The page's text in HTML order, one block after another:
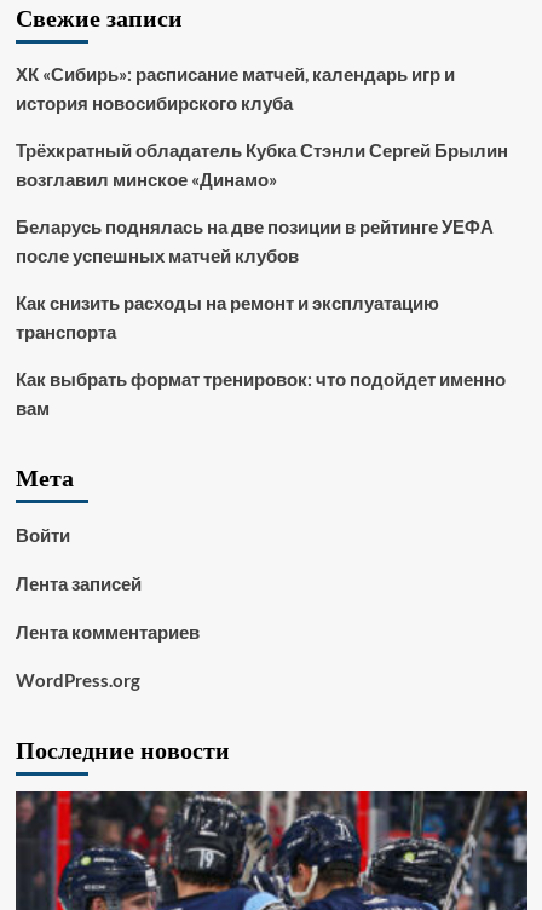
Свежие записи
ХК «Сибирь»: расписание матчей, календарь игр и
история новосибирского клуба
Трёхкратный обладатель Кубка Стэнли Сергей Брылин
возглавил минское «Динамо»
Беларусь поднялась на две позиции в рейтинге УЕФА
после успешных матчей клубов
Как снизить расходы на ремонт и эксплуатацию
транспорта
Как выбрать формат тренировок: что подойдет именно
вам
Мета
Войти
Лента записей
Лента комментариев
WordPress.org
Последние новости